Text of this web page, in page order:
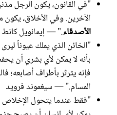
"في القانون، يكون الرجل
الآخرين. وفي الأخلاق، يكون
الأصدقاء." — إيمانويل كانط
"الخائن الذي يملك عيوناً
بأنه لا يمكن لأي بشري أن
فإنه يثرثر بأطراف أصابعه؛
المسام." — سيغموند فرويد
"فقط عندما يتحول الإخلاص